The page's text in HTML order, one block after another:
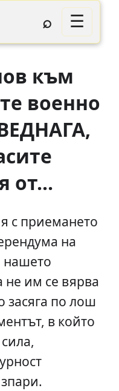
⌕ ☰
към
военно
от...
с приемането
на
нашето
не им се вярва
засяга по лош
в който